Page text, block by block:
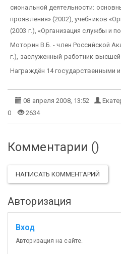
сиональной деятельности:
проявления» (2002), учебников
(2003 г.), «Организация службы и
Моторин В.Б. - член Российской
г.), заслуженный работник
Награждён 14 государственными
08 апреля 2008, 13:52
0 2634
Комментарии ()
НАПИСАТЬ КОММЕНТАРИЙ
Авторизация
Вход
Авторизация на сайте.